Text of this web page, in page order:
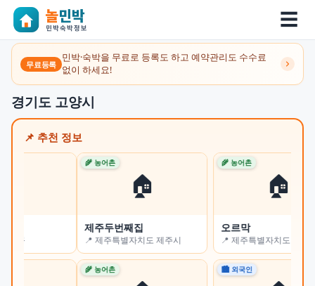
☰
무료등록
민박·숙박을 무료로 등록도 하고 예약관리도 수수료
없이 하세요!
경기도 고양시
📌 추천 정보
제주두번째집
📍 제주특별자치도 제주시 📍 제주특별자치도 서귀포시